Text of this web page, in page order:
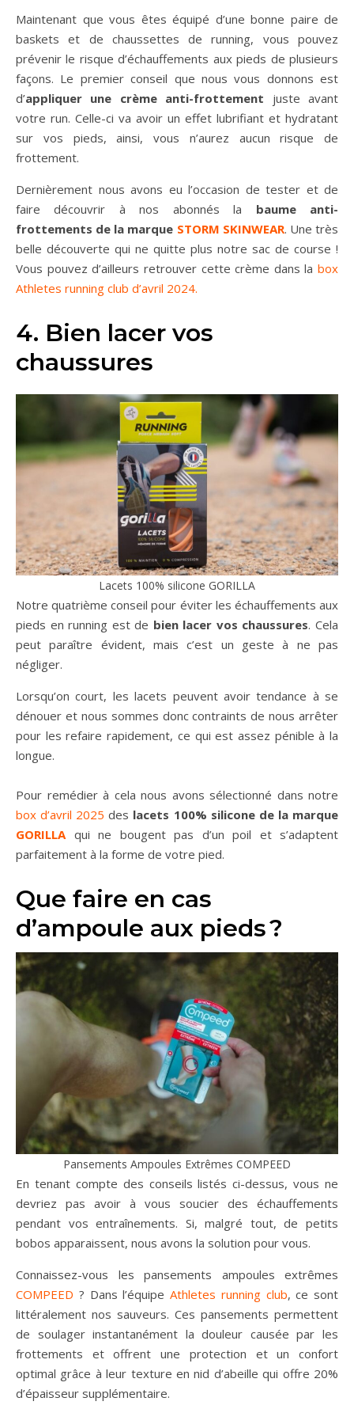
Maintenant que vous êtes équipé d’une bonne paire de
baskets et de chaussettes de running, vous pouvez
prévenir le risque d’échauffements aux pieds de plusieurs
façons. Le premier conseil que nous vous donnons est
d’appliquer une crème anti-frottement juste avant
votre run. Celle-ci va avoir un effet lubrifiant et hydratant
sur vos pieds, ainsi, vous n’aurez aucun risque de
frottement.
Dernièrement nous avons eu l’occasion de tester et de
faire découvrir à nos abonnés la baume anti-
frottements de la marque STORM SKINWEAR. Une très
belle découverte qui ne quitte plus notre sac de course !
Vous pouvez d’ailleurs retrouver cette crème dans la box
Athletes running club d’avril 2024.
4. Bien lacer vos
chaussures
Lacets 100% silicone GORILLA
Notre quatrième conseil pour éviter les échauffements aux
pieds en running est de bien lacer vos chaussures. Cela
peut paraître évident, mais c’est un geste à ne pas
négliger.
Lorsqu’on court, les lacets peuvent avoir tendance à se
dénouer et nous sommes donc contraints de nous arrêter
pour les refaire rapidement, ce qui est assez pénible à la
longue.
Pour remédier à cela nous avons sélectionné dans notre
box d’avril 2025 des lacets 100% silicone de la marque
GORILLAqui ne bougent pas d’un poil et s’adaptent
parfaitement à la forme de votre pied.
Que faire en cas
d’ampoule aux pieds ?
Pansements Ampoules Extrêmes COMPEED
En tenant compte des conseils listés ci-dessus, vous ne
devriez pas avoir à vous soucier des échauffements
pendant vos entraînements. Si, malgré tout, de petits
bobos apparaissent, nous avons la solution pour vous.
Connaissez-vous les pansements ampoules extrêmes
COMPEED ? Dans l’équipe Athletes running club, ce sont
littéralement nos sauveurs. Ces pansements permettent
de soulager instantanément la douleur causée par les
frottements et offrent une protection et un confort
optimal grâce à leur texture en nid d’abeille qui offre 20%
d’épaisseur supplémentaire.